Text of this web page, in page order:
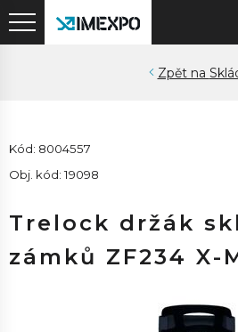
Kód: 8004557
Obj. kód: 19098
Trelock držák
zámků ZF234 X-